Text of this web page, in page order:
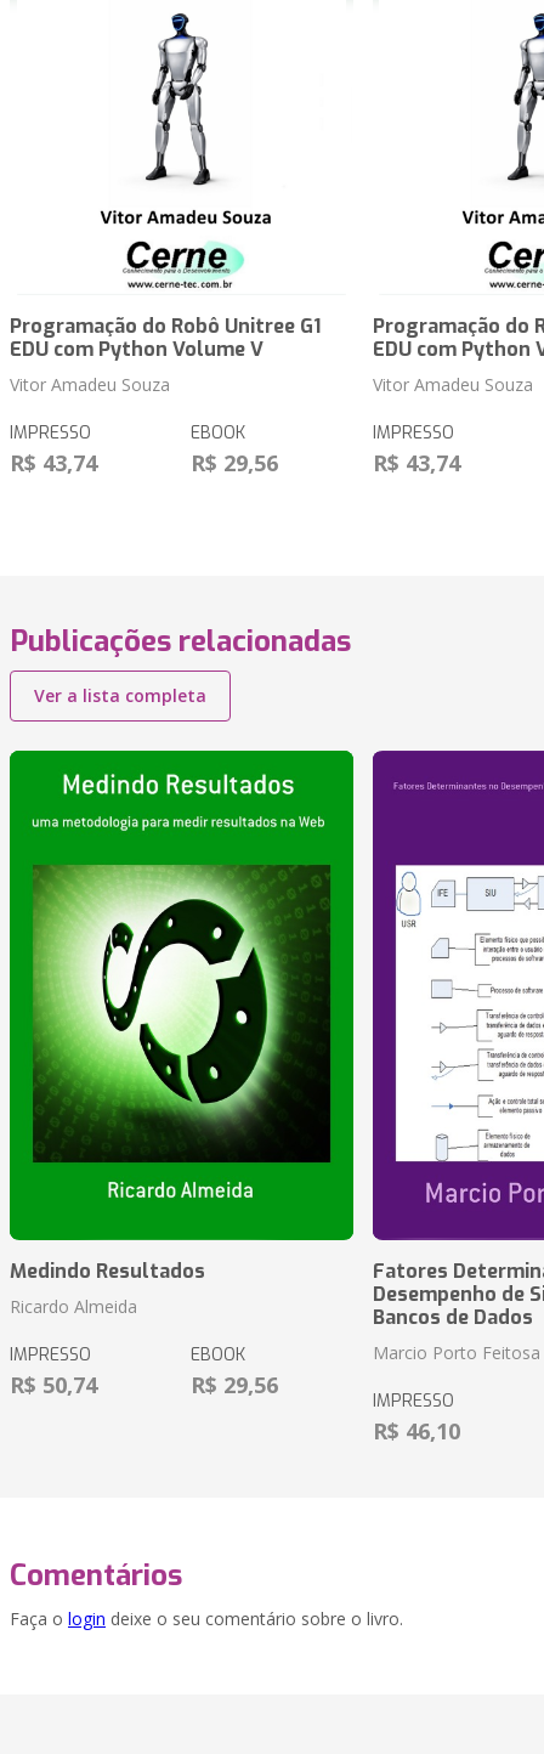
Programação do Robô Unitree G1
EDU com Python Volume V
Vitor Amadeu Souza
IMPRESSO
R$ 43,74
EBOOK
R$ 29,56
Programação do
EDU com Python
Vitor Amadeu Souza
IMPRESSO
R$ 43,74
Publicações relacionadas
Ver a lista completa
Medindo Resultados
Ricardo Almeida
IMPRESSO
R$ 50,74
EBOOK
R$ 29,56
Fatores
Desempenho de
Bancos de Dados
Marcio Porto Feitosa
IMPRESSO
R$ 46,10
Comentários
Faça o login deixe o seu comentário sobre o livro.